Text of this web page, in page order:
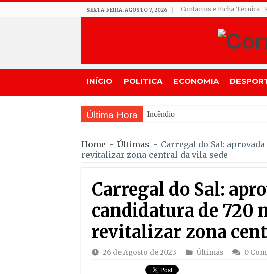
SEXTA-FEIRA, AGOSTO 7, 2026 Contactos e Ficha Técnica
INÍCIO POLITICA ECONOMIA
Última Hora Incêndios em Fornos de Algodres entr
Home - Últimas - Carregal do Sal:
revitalizar zona central da vila sede
Carregal do Sal:
candidatura de 720
revitalizar zona
26 de Agosto de 2023 Últimas 0